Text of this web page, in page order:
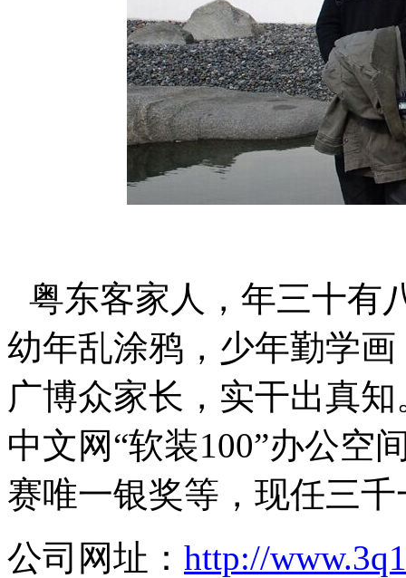
粤东客家人，年三十有
幼年乱涂鸦，少年勤学
广博众家长，实干出真
中文网“软装100”办公空
赛唯一银奖等，现任三
公司网址： http://